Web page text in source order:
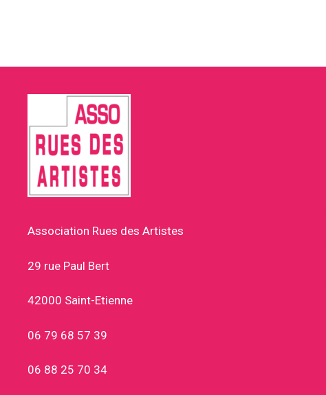
Association Rues des Artistes
29 rue Paul Bert
42000 Saint-Etienne
06 79 68 57 39
06 88 25 70 34